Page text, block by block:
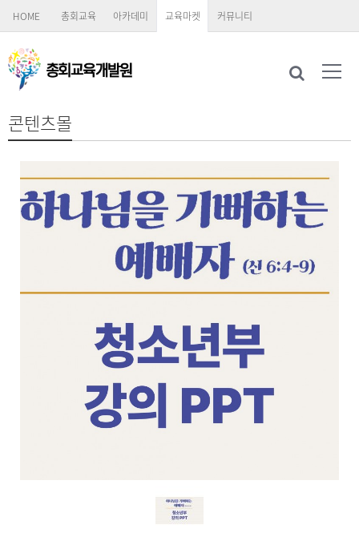
HOME 총회교육 아카데미 교육마켓 커뮤니티
콘텐츠몰